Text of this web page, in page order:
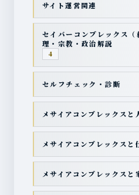
サイト運営関連
セイバーコンプレックス（
理・宗教・政治解説
4
セルフチェック・診断
メサイアコンプレックスと
メサイアコンプレックスと
メサイアコンプレックスと